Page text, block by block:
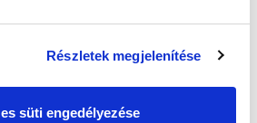
Részletek megjelenítése
süti engedélyezése